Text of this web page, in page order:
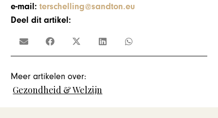
e-mail:terschelling@sandton.eu
Deel dit artikel:
Meer artikelen over:
Gezondheid & Welzijn